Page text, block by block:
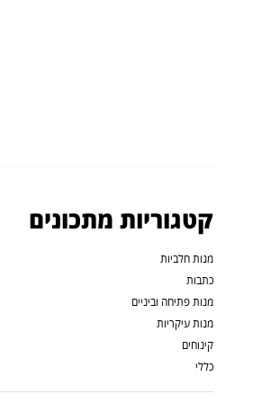
קטגוריות מתכונים
מנות חלביות
כתבות
מנות פתיחה וביניים
מנות עיקריות
קינוחים
כללי